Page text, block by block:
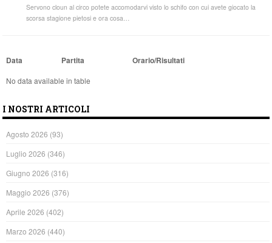
Servono cloun al circo potete accomodarvi visto lo schifo con cui avete giocato la
scorsa stagione pietosi e ora cosa…
Data Partita Orario/Risultati
No data available in table
I NOSTRI ARTICOLI
Agosto 2026 (93)
Luglio 2026 (346)
Giugno 2026 (316)
Maggio 2026 (376)
Aprile 2026 (402)
Marzo 2026 (440)